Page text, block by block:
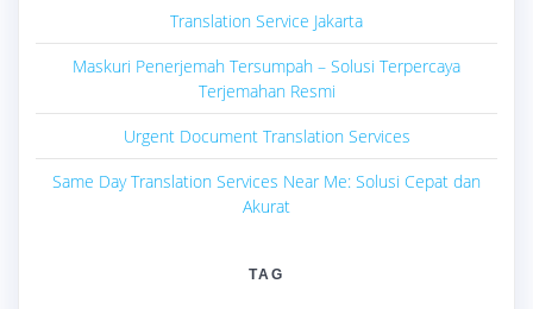
Translation Service Jakarta
Maskuri Penerjemah Tersumpah – Solusi Terpercaya
Terjemahan Resmi
Urgent Document Translation Services
Same Day Translation Services Near Me: Solusi Cepat dan
Akurat
TAG